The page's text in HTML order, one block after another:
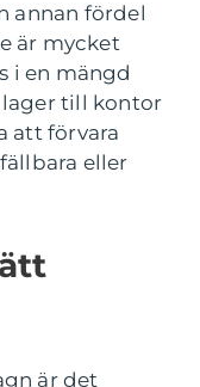
annan fördel
är mycket
i en mängd
till kontor
att förvara
eller
är det